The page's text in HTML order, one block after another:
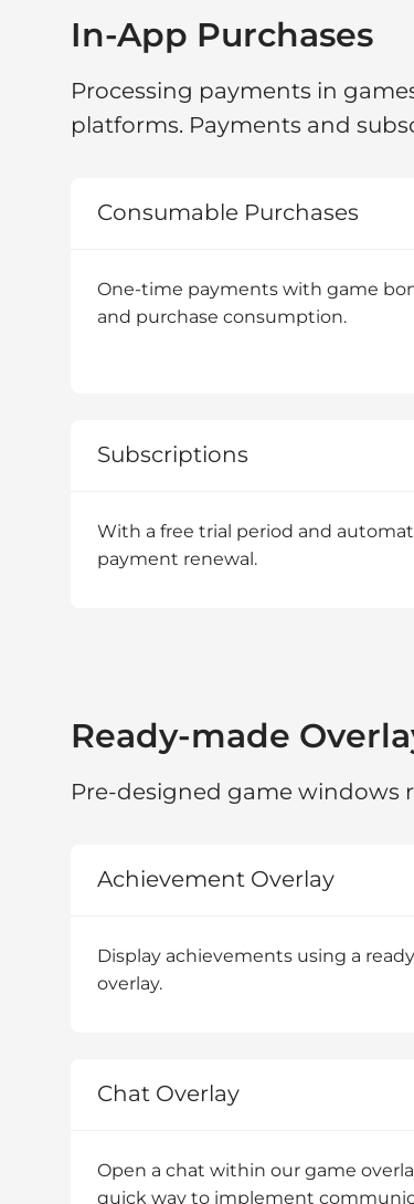
In-App Purchases
Processing payments in
platforms. Payments and
Consumable Purchases
One-time payments with game
and purchase consumption.
Subscriptions
With a free trial period and
payment renewal.
Ready-made
Pre-designed game windows
Achievement Overlay
Display achievements using a
overlay.
Chat Overlay
Open a chat within our game
quick way to implement